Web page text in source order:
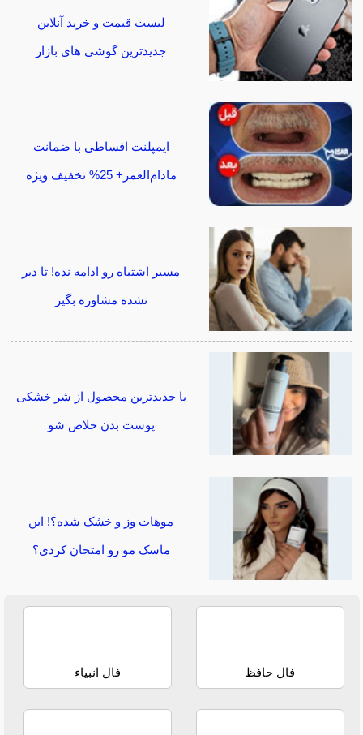
لیست قیمت و خرید آنلاین
جدیدترین گوشی های بازار
ایمپلنت اقساطی با ضمانت
مادام‌العمر+ 25% تخفیف ویژه
مسیر اشتباه رو ادامه نده! تا دیر
نشده مشاوره بگیر
با جدیدترین محصول از شر خشکی
پوست بدن خلاص شو
موهات وز و خشک شده؟! این
ماسک مو رو امتحان کردی؟
فال حافظ فال انبیاء